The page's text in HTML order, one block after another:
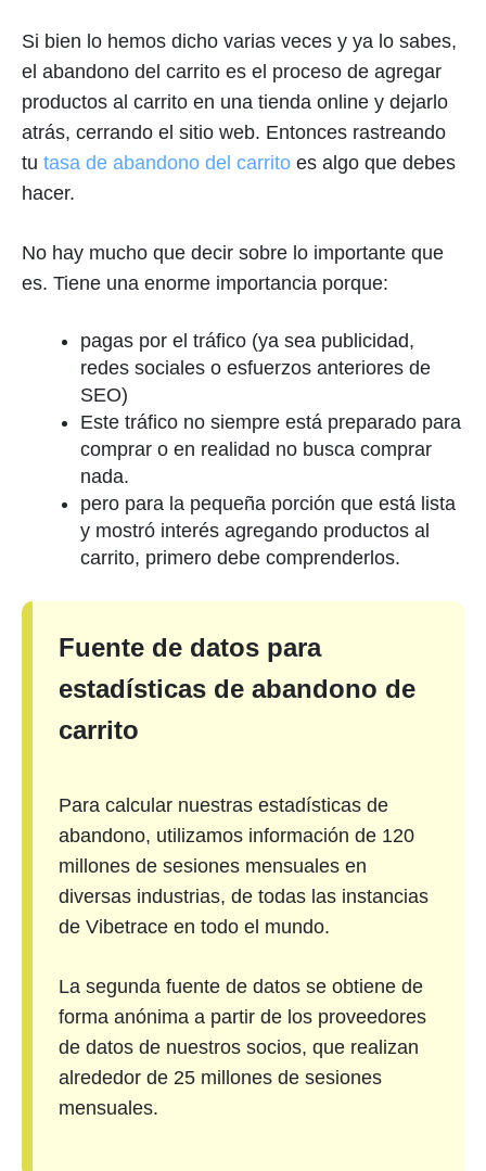
Si bien lo hemos dicho varias veces y ya lo sabes,
el abandono del carrito es el proceso de agregar
productos al carrito en una tienda online y dejarlo
atrás, cerrando el sitio web. Entonces rastreando
tu tasa de abandono del carrito es algo que debes
hacer.
No hay mucho que decir sobre lo importante que
es. Tiene una enorme importancia porque:
pagas por el tráfico (ya sea publicidad,
redes sociales o esfuerzos anteriores de
SEO)
Este tráfico no siempre está preparado para
comprar o en realidad no busca comprar
nada.
pero para la pequeña porción que está lista
y mostró interés agregando productos al
carrito, primero debe comprenderlos.
Fuente de datos para
estadísticas de abandono de
carrito
Para calcular nuestras estadísticas de
abandono, utilizamos información de 120
millones de sesiones mensuales en
diversas industrias, de todas las instancias
de Vibetrace en todo el mundo.
La segunda fuente de datos se obtiene de
forma anónima a partir de los proveedores
de datos de nuestros socios, que realizan
alrededor de 25 millones de sesiones
mensuales.